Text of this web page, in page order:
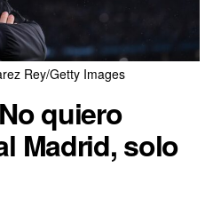
Rey/Getty Images
quiero
Madrid, solo